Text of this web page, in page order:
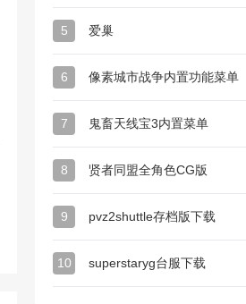
5 爱巢
6 像素城市战争内置功能菜单
7 鬼畜天线宝3内置菜单
8 贤者同盟全角色CG版
9 pvz2shuttle存档版下载
10 superstaryg台服下载